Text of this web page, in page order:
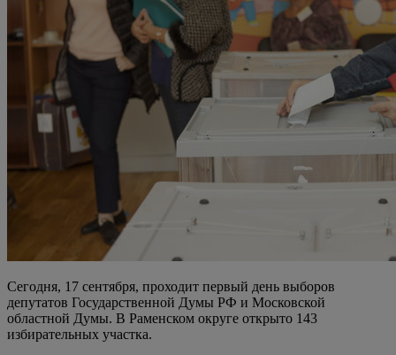
Сегодня, 17 сентября, проходит первый день выборов
депутатов Государственной Думы РФ и Московской
областной Думы. В Раменском округе открыто 143
избирательных участка.